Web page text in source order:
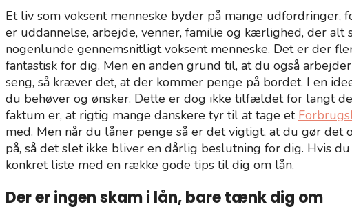
Et liv som voksent menneske byder på mange
er uddannelse, arbejde, venner, familie og kærlighed, der
nogenlunde gennemsnitligt voksent menneske. Det er der
fantastisk for dig. Men en anden grund til, at du også
seng, så kræver det, at der kommer penge på bordet. I en
du behøver og ønsker. Dette er dog ikke tilfældet for langt
faktum er, at rigtig mange danskere tyr til at tage et
med. Men når du låner penge så er det vigtigt, at du gør
på, så det slet ikke bliver en dårlig beslutning for dig. Hvis
konkret liste med en række gode tips til dig om lån.
Der er ingen skam i lån, bare tænk dig om